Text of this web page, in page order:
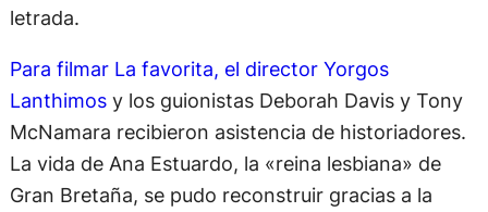
letrada.
Para filmar La favorita, el director Yorgos
Lanthimosy los guionistas Deborah Davis y Tony
McNamara recibieron asistencia de historiadores.
La vida de Ana Estuardo, la «reina lesbiana» de
Gran Bretaña, se pudo reconstruir gracias a la